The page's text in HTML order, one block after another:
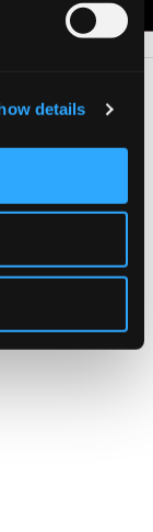
details
di Sesto